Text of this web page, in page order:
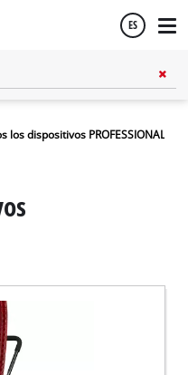
ES
los dispositivos PROFESSIONAL